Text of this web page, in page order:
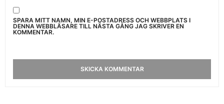
SPARA MITT NAMN, MIN E-POSTADRESS OCH WEBBPLATS I
DENNA WEBBLÄSARE TILL NÄSTA GÅNG JAG SKRIVER EN
KOMMENTAR.